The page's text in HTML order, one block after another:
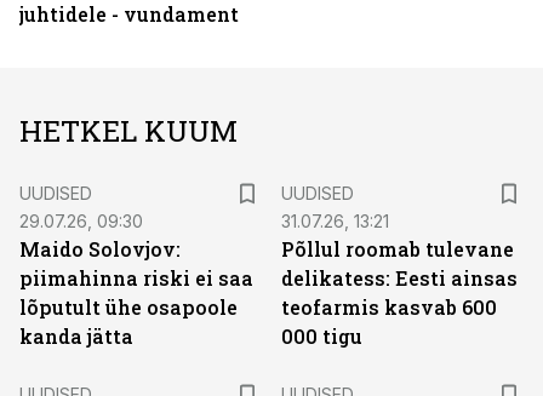
juhtidele - vundament
HETKEL KUUM
UUDISED
29.07.26, 09:30
Maido Solovjov:
piimahinna riski ei saa
lõputult ühe osapoole
kanda jätta
UUDISED
31.07.26, 13:21
Põllul roomab tulevane
delikatess: Eesti ainsas
teofarmis kasvab 600
000 tigu